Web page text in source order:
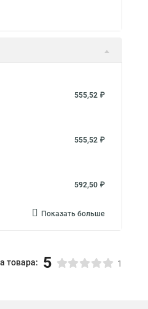
231,70 ₽
555,52 ₽